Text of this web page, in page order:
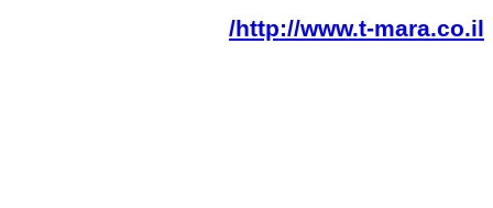
http://www.t-mara.co.il/